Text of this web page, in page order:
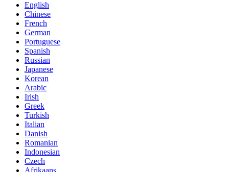
English
Chinese
French
German
Portuguese
Spanish
Russian
Japanese
Korean
Arabic
Irish
Greek
Turkish
Italian
Danish
Romanian
Indonesian
Czech